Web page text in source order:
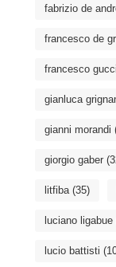
fabrizio de
francesco de
francesco
gianluca
gianni morandi
giorgio gaber
litfiba(35)
luciano ligabue
lucio battisti